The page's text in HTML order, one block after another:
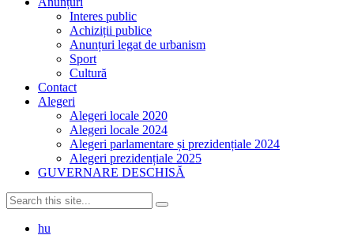
Interes public
Achiziții publice
Anunțuri legat de urbanism
Sport
Cultură
Contact
Alegeri
Alegeri locale 2020
Alegeri locale 2024
Alegeri parlamentare și prezidențiale 2024
Alegeri prezidențiale 2025
GUVERNARE DESCHISĂ
hu